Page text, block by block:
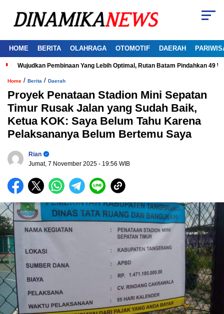
HOME BERITA OLAHRAGA OTOMOTIF DAERAH
Wujudkan Pembinaan Yang Lebih Optimal, Rutan Batam Pindahkan 49
Home / Berita / Daerah
Proyek Penataan Stadion Mini Sepatan
Timur Rusak Jalan yang Sudah Baik,
Ketua KOK: Saya Belum Tahu Karena
Pelaksananya Belum Bertemu Saya
Rian
Jumat, 7 November 2025 - 19:56 WIB